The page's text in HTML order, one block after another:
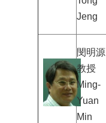
Jeng
閔明源
教授
Ming-
Yuan
Min